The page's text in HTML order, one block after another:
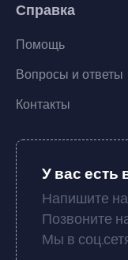
Справка
Помощь
Вопросы и ответы
Контакты
У вас есть
Напишите
Позвоните
Мы в